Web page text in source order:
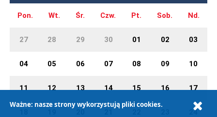
Pon. Wt. Śr. Czw. Pt. Sob. Nd.
27 28 29 30 01 02 03
04 05 06 07 08 09 10
11 12 13 14 15 16 17
24
Ważne: nasze strony wykorzystują pliki cookies.